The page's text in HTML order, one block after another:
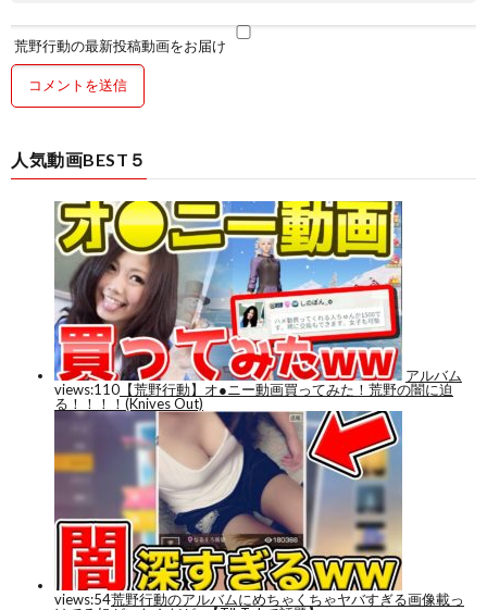
荒野行動の最新投稿動画をお届け
人気動画BEST５